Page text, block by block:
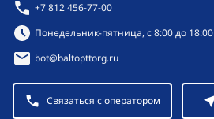
+7 812 456-77-00
Режим работы:
Понедельник-пятница, с 8:00 до 18:00
bot@baltopttorg.ru
Связаться с оператором